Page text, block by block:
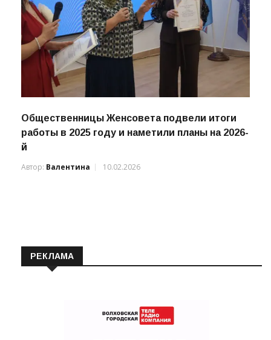
Общественницы Женсовета подвели итоги
й